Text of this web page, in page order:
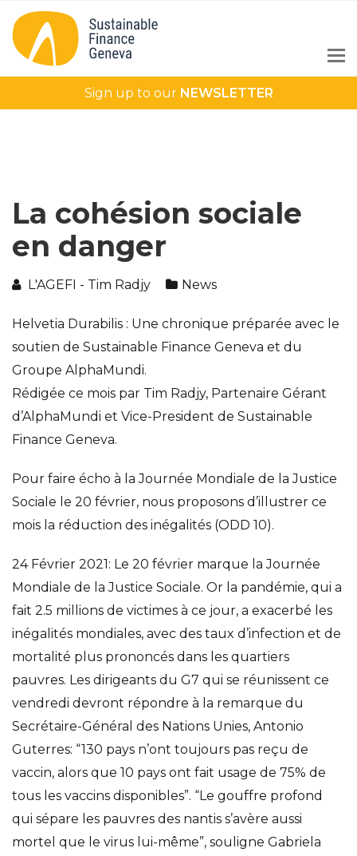
Sign up to our NEWSLETTER
La cohésion sociale
en danger
L'AGEFI - Tim Radjy News
Helvetia Durabilis : Une chronique préparée avec le
soutien de Sustainable Finance Geneva et du
Groupe AlphaMundi.
Rédigée ce mois par Tim Radjy, Partenaire Gérant
d’AlphaMundi et Vice-President de Sustainable
Finance Geneva.
Pour faire écho à la Journée Mondiale de la Justice
Sociale le 20 février, nous proposons d’illustrer ce
mois la réduction des inégalités (ODD 10).
24 Février 2021: Le 20 février marque la Journée
Mondiale de la Justice Sociale. Or la pandémie, qui a
fait 2.5 millions de victimes à ce jour, a exacerbé les
inégalités mondiales, avec des taux d’infection et de
mortalité plus prononcés dans les quartiers
pauvres. Les dirigeants du G7 qui se réunissent ce
vendredi devront répondre à la remarque du
Secrétaire-Général des Nations Unies, Antonio
Guterres: “130 pays n’ont toujours pas reçu de
vaccin, alors que 10 pays ont fait usage de 75% de
tous les vaccins disponibles”. “Le gouffre profond
qui sépare les pauvres des nantis s’avère aussi
mortel que le virus lui-même”, souligne Gabriela